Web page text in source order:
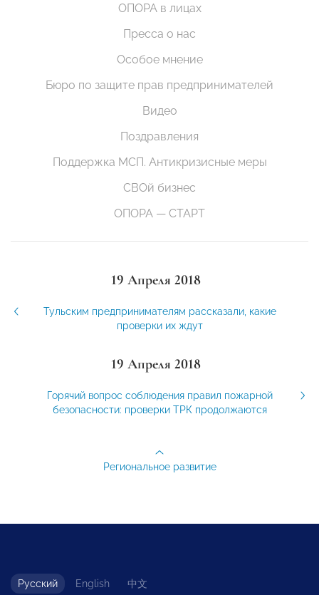
ОПОРА в лицах
Пресса о нас
Особое мнение
Бюро по защите прав предпринимателей
Видео
Поздравления
Поддержка МСП. Антикризисные меры
СВОй бизнес
ОПОРА — СТАРТ
19 Апреля 2018
Тульским предпринимателям рассказали, какие
проверки их ждут
19 Апреля 2018
Горячий вопрос соблюдения правил пожарной
безопасности: проверки ТРК продолжаются
Региональное развитие
Русский English 中文